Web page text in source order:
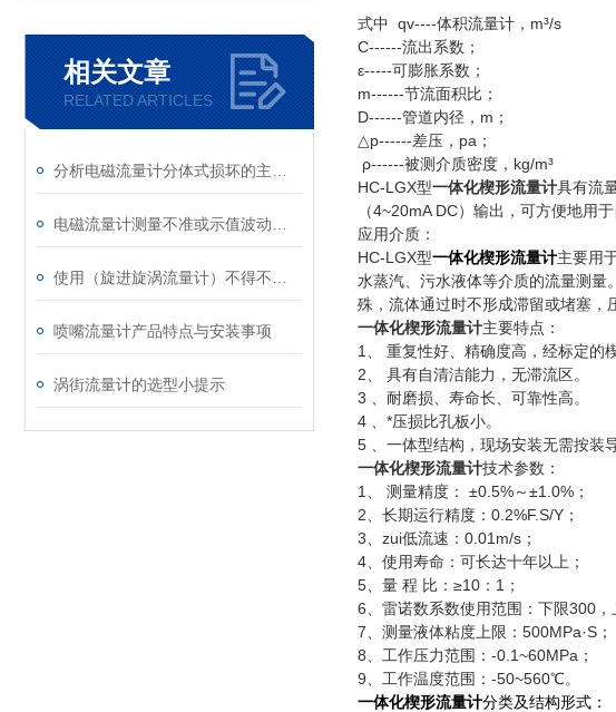
相关文章
RELATED ARTICLES
喷嘴流量计产品特点与安装事项
涡街流量计的选型小提示
式中 qv----体积流量计，m³/s
C------流出系数；
ε-----可膨胀系数；
m------节流面积比；
D------管道内径，m；
△p------差压，pa；
ρ------被测介质密度，kg/m³
HC-LGX型一体化楔形流量计具有流
（4~20mA DC）输出，可方便地用
应用介质：
HC-LGX型一体化楔形流量计主要用
水蒸汽、污水液体等介质的流量测量
殊，流体通过时不形成滞留或堵塞，
一体化楔形流量计主要特点：
1、 重复性好、精确度高，经标定的
2、 具有自清洁能力，无滞流区。
3 、耐磨损、寿命长、可靠性高。
4 、*压损比孔板小。
5 、一体型结构，现场安装无需按装
一体化楔形流量计技术参数：
1、 测量精度： ±0.5%～±1.0%；
2、长期运行精度：0.2%F.S/Y；
3、zui低流速：0.01m/s；
4、使用寿命：可长达十年以上；
5、量 程 比：≥10：1；
6、雷诺数系数使用范围：下限300，
7、测量液体粘度上限：500MPa·S；
8、工作压力范围：-0.1~60MPa；
9、工作温度范围：-50~560℃。
一体化楔形流量计分类及结构形式：